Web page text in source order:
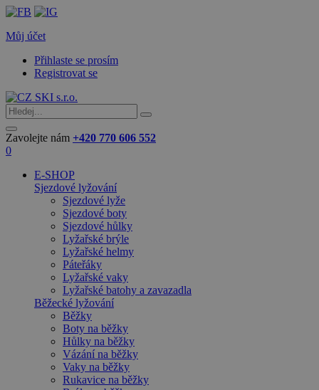
Můj účet
Přihlaste se prosím
Registrovat se
Zavolejte nám +420 770 606 552
0
E-SHOP
Sjezdové lyžování
Sjezdové lyže
Sjezdové boty
Sjezdové hůlky
Lyžařské brýle
Lyžařské helmy
Páteřáky
Lyžařské vaky
Lyžařské batohy a zavazadla
Běžecké lyžování
Běžky
Boty na běžky
Hůlky na běžky
Vázání na běžky
Vaky na běžky
Rukavice na běžky